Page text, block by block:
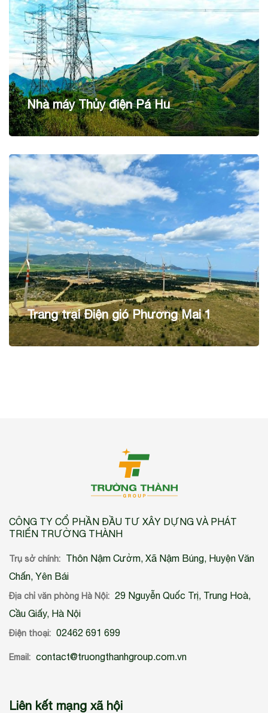
Nhà máy Thủy điện Pá Hu
Trang trại Điện gió Phương Mai 1
CÔNG TY CỔ PHẦN ĐẦU TƯ XÂY DỰNG VÀ PHÁT
TRIỂN TRƯỜNG THÀNH
Trụ sở chính:
Thôn Nậm Cưởm, Xã Nậm Búng, Huyện Văn
Chấn, Yên Bái
Địa chỉ văn phòng Hà Nội: 29 Nguyễn Quốc Trị, Trung Hoà,
Cầu Giấy, Hà Nội
Điện thoại: 02462 691 699
Email: contact@truongthanhgroup.com.vn
Liên kết mạng xã hội